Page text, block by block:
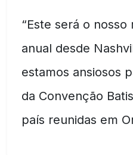
“Este será o
anual desde
estamos ansiosos
da Convenção
país reunidas em